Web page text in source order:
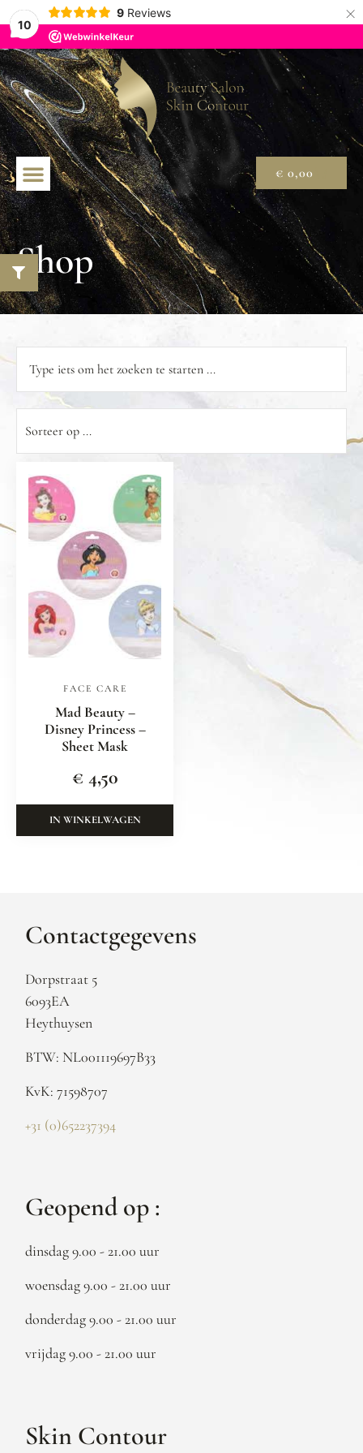
10
9 Reviews ×
€ 0,00
Shop
FACE CARE
Mad Beauty –
Disney Princess –
Sheet Mask
€ 4,50
IN WINKELWAGEN
Contactgegevens
Dorpstraat 5
6093EA
Heythuysen
BTW: NL001119697B33
KvK: 71598707
+31 (0)652237394
Geopend op :
dinsdag 9.00 - 21.00 uur
woensdag 9.00 - 21.00 uur
donderdag 9.00 - 21.00 uur
vrijdag 9.00 - 21.00 uur
Skin Contour